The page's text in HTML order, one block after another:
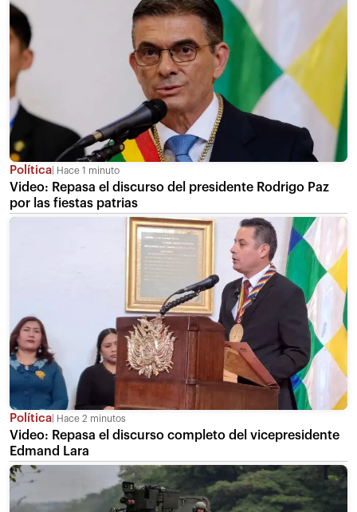
Política Hace 1 minuto
Video: Repasa el discurso del presidente Rodrigo Paz
por las fiestas patrias
Política Hace 2 minutos
Video: Repasa el discurso completo del vicepresidente
Edmand Lara